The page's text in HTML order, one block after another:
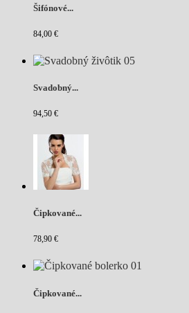
Šifónové...
84,00 €
Svadobný...
94,50 €
Čipkované...
78,90 €
Čipkované...